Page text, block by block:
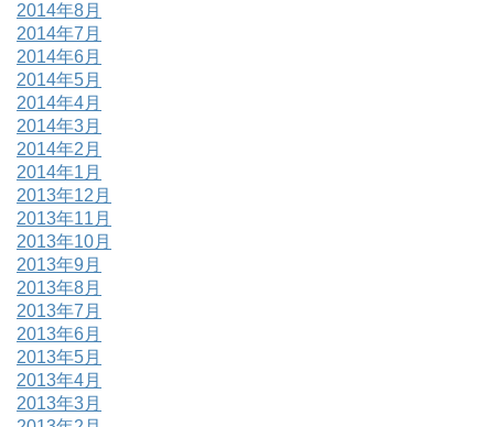
2014年8月
2014年7月
2014年6月
2014年5月
2014年4月
2014年3月
2014年2月
2014年1月
2013年12月
2013年11月
2013年10月
2013年9月
2013年8月
2013年7月
2013年6月
2013年5月
2013年4月
2013年3月